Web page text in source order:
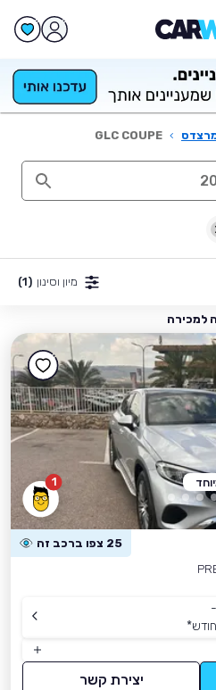
›
GLC COUPE
מיון וסינון (1)
1
25 צפו ברכב זה
*
יצירת קשר